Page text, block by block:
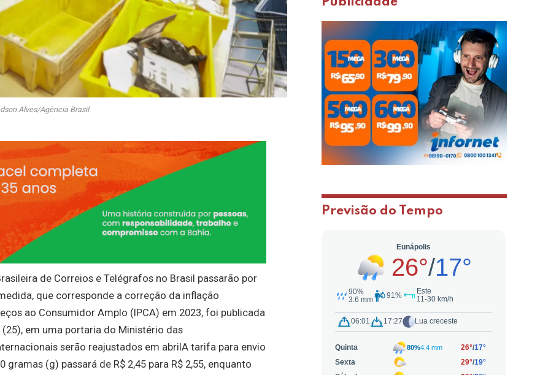
Alves/Agência Brasil
de Correios e Telégrafos no Brasil passarão por
que corresponde a correção da inflação
ao Consumidor Amplo (IPCA) em 2023, foi publicada
em uma portaria do Ministério das
serão reajustados em abrilA tarifa para envio
(g) passará de R$ 2,45 para R$ 2,55, enquanto
Previsão do Tempo